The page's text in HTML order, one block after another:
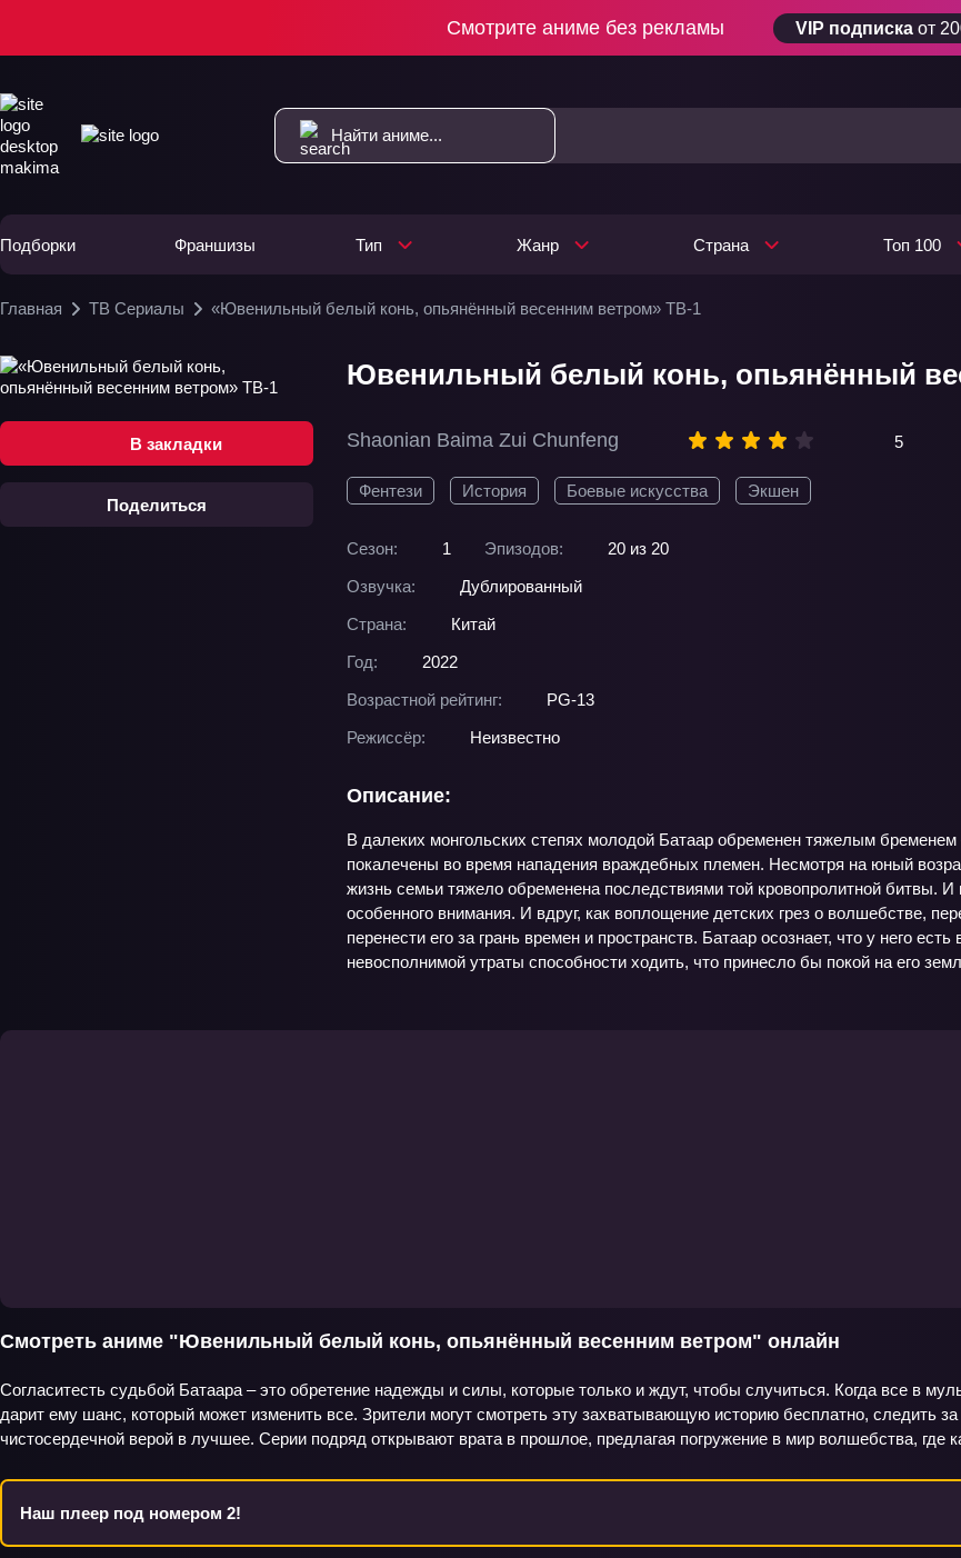
Смотрите аниме без рекламы VIP подписка от
Подборки Франшизы Тип Жанр Страна Топ 100
Главная ТВ Сериалы «Ювенильный белый конь, опьянённый весенним ветром» ТВ-1
В закладки
Поделиться
Ювенильный белый конь, опьянённый
Shaonian Baima Zui Chunfeng 5
Фентези История Боевые искусства Экшен
Сезон: 1 Эпизодов:
20 из 20
Озвучка:
Дублированный
Страна:
Китай
Год:
2022
Возрастной рейтинг:
PG-13
Режиссёр:
Неизвестно
Описание:
В далеких монгольских степях молодой Батаар обременен тяжелым
покалечены во время нападения враждебных племен. Несмотря на юный
жизнь семьи тяжело обременена последствиями той кровопролитной битвы.
особенного внимания. И вдруг, как воплощение детских грез о волшебстве,
перенести его за грань времен и пространств. Батаар осознает, что у него
невосполнимой утраты способности ходить, что принесло бы покой на его
Смотреть аниме "Ювенильный белый конь, опьянённый весенним ветром" онлайн
Согласитесть судьбой Батаара – это обретение надежды и силы, которые только и ждут, чтобы случиться. Когда все в
дарит ему шанс, который может изменить все. Зрители могут смотреть эту захватывающую историю бесплатно, следить
чистосердечной верой в лучшее. Серии подряд открывают врата в прошлое, предлагая погружение в мир волшебства,
Наш плеер под номером 2!